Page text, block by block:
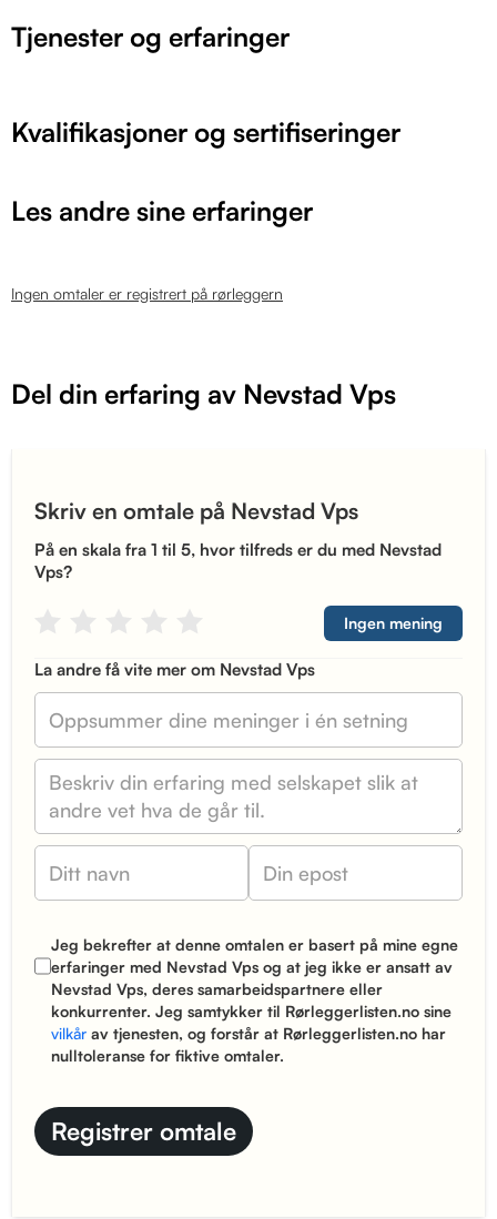
Tjenester og erfaringer
Kvalifikasjoner og sertifiseringer
Les andre sine erfaringer
Ingen omtaler er registrert på rørleggern
Del din erfaring av Nevstad Vps
Skriv en omtale på Nevstad Vps
På en skala fra 1 til 5, hvor tilfreds er du med Nevstad
Vps?
Ingen mening
La andre få vite mer om Nevstad Vps
Jeg bekrefter at denne omtalen er basert på mine egne
erfaringer med Nevstad Vps og at jeg ikke er ansatt av
Nevstad Vps, deres samarbeidspartnere eller
konkurrenter. Jeg samtykker til Rørleggerlisten.no sine
vilkår av tjenesten, og forstår at Rørleggerlisten.no har
nulltoleranse for fiktive omtaler.